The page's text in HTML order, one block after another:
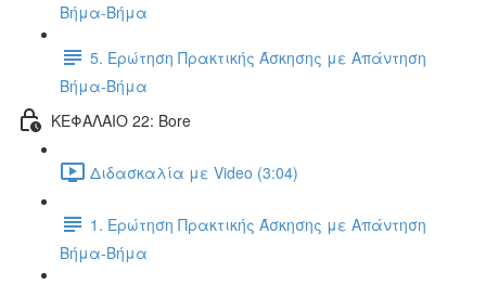
Βήμα-Βήμα
5. Ερώτηση Πρακτικής Άσκησης με Απάντηση
Βήμα-Βήμα
ΚΕΦΑΛΑΙΟ 22: Bore
Διδασκαλία με Video (3:04)
1. Ερώτηση Πρακτικής Άσκησης με Απάντηση
Βήμα-Βήμα